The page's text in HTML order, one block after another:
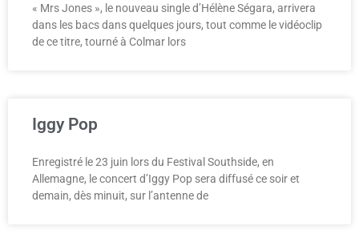
« Mrs Jones », le nouveau single d’Hélène Ségara, arrivera
dans les bacs dans quelques jours, tout comme le vidéoclip
de ce titre, tourné à Colmar lors
Iggy Pop
Enregistré le 23 juin lors du Festival Southside, en
Allemagne, le concert d’Iggy Pop sera diffusé ce soir et
demain, dès minuit, sur l’antenne de